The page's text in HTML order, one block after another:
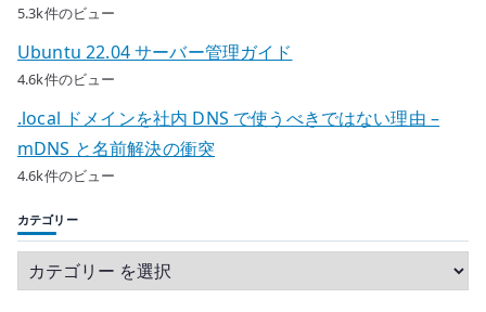
5.3k件のビュー
Ubuntu 22.04 サーバー管理ガイド
4.6k件のビュー
.local ドメインを社内 DNS で使うべきではない理由 –
mDNS と名前解決の衝突
4.6k件のビュー
カテゴリー